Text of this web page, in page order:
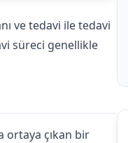
ve tedavi ile tedavi
süreci genellikle
ortaya çıkan bir